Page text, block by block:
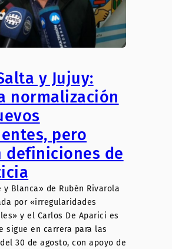
y Jujuy:
normalización
pero
definiciones de
y Blanca» de Rubén Rivarola
por «irregularidades
y el Carlos De Aparici es
sigue en carrera para las
30 de agosto, con apoyo de